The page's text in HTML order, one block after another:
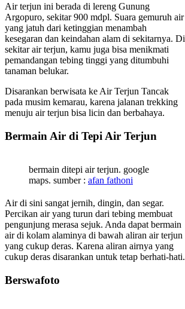
Air terjun ini berada di lereng Gunung
Argopuro, sekitar 900 mdpl. Suara gemuruh air
yang jatuh dari ketinggian menambah
kesegaran dan keindahan alam di sekitarnya. Di
sekitar air terjun, kamu juga bisa menikmati
pemandangan tebing tinggi yang ditumbuhi
tanaman belukar.
Disarankan berwisata ke Air Terjun Tancak
pada musim kemarau, karena jalanan trekking
menuju air terjun bisa licin dan berbahaya.
Bermain Air di Tepi Air Terjun
bermain ditepi air terjun. google
maps. sumber : afan fathoni
Air di sini sangat jernih, dingin, dan segar.
Percikan air yang turun dari tebing membuat
pengunjung merasa sejuk. Anda dapat bermain
air di kolam alaminya di bawah aliran air terjun
yang cukup deras. Karena aliran airnya yang
cukup deras disarankan untuk tetap berhati-hati.
Berswafoto